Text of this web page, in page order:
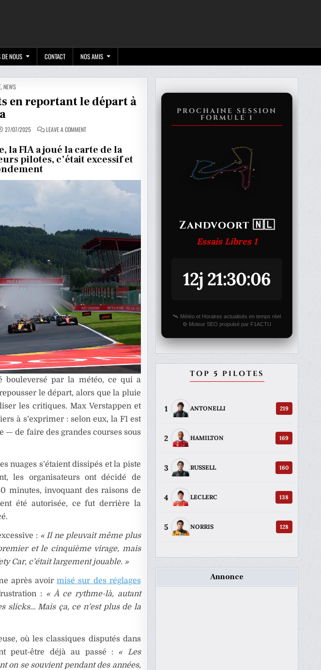
NOUS CONTACT NOS AMIS
,NEWS
en reportant le départ à
27/07/2025 LEAVE A COMMENTON
A
FAIT
DES
MÉCONTENTS
LE
la FIA a joué la carte de la
pilotes, c’était excessif et
bouleversé par la météo, ce qui a
le départ, alors que la pluie
les critiques. Max Verstappen et
à s’exprimer : selon eux, la F1 est
— de faire des grandes courses sous
nuages s’étaient dissipés et la piste
les organisateurs ont décidé de
minutes, invoquant des raisons de
été autorisée, ce fut derrière la
: « Il ne pleuvait même plus
et le cinquième virage, mais
Car, c’était largement jouable. »
après avoirmisé sur des réglages
: « À ce rythme-là, autant
slicks… Mais ça, ce n’est plus de la
où les classiques disputés dans
peut-être déjà au passé : « Les
on se souvient pendant des années,
PROCHAINE SESSION
FORMULE 1
Zandvoort 🇳🇱
Essais Libres 1
12j 21:30:06
🛰️ Météo et Horaires actualisés en temps réel
⚙️ Moteur SEO propulsé par F1ACTU
TOP 5 PILOTES
1 ANTONELLI 219
2 HAMILTON 169
3 RUSSELL 160
4 LECLERC 138
5 NORRIS 128
Annonce